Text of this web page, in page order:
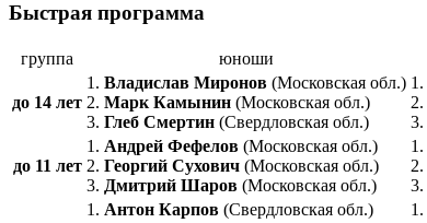
Быстрая программа
группа юноши
до 14 лет
1. Владислав Миронов (Московская обл.)
2. Марк Камынин (Московская обл.)
3. Глеб Смертин (Свердловская обл.)
1.
2.
3.
до 11 лет
1. Андрей Фефелов (Московская обл.)
2. Георгий Сухович (Московская обл.)
3. Дмитрий Шаров (Московская обл.)
1.
2.
3.
1. Антон Карпов (Свердловская обл.)
1.